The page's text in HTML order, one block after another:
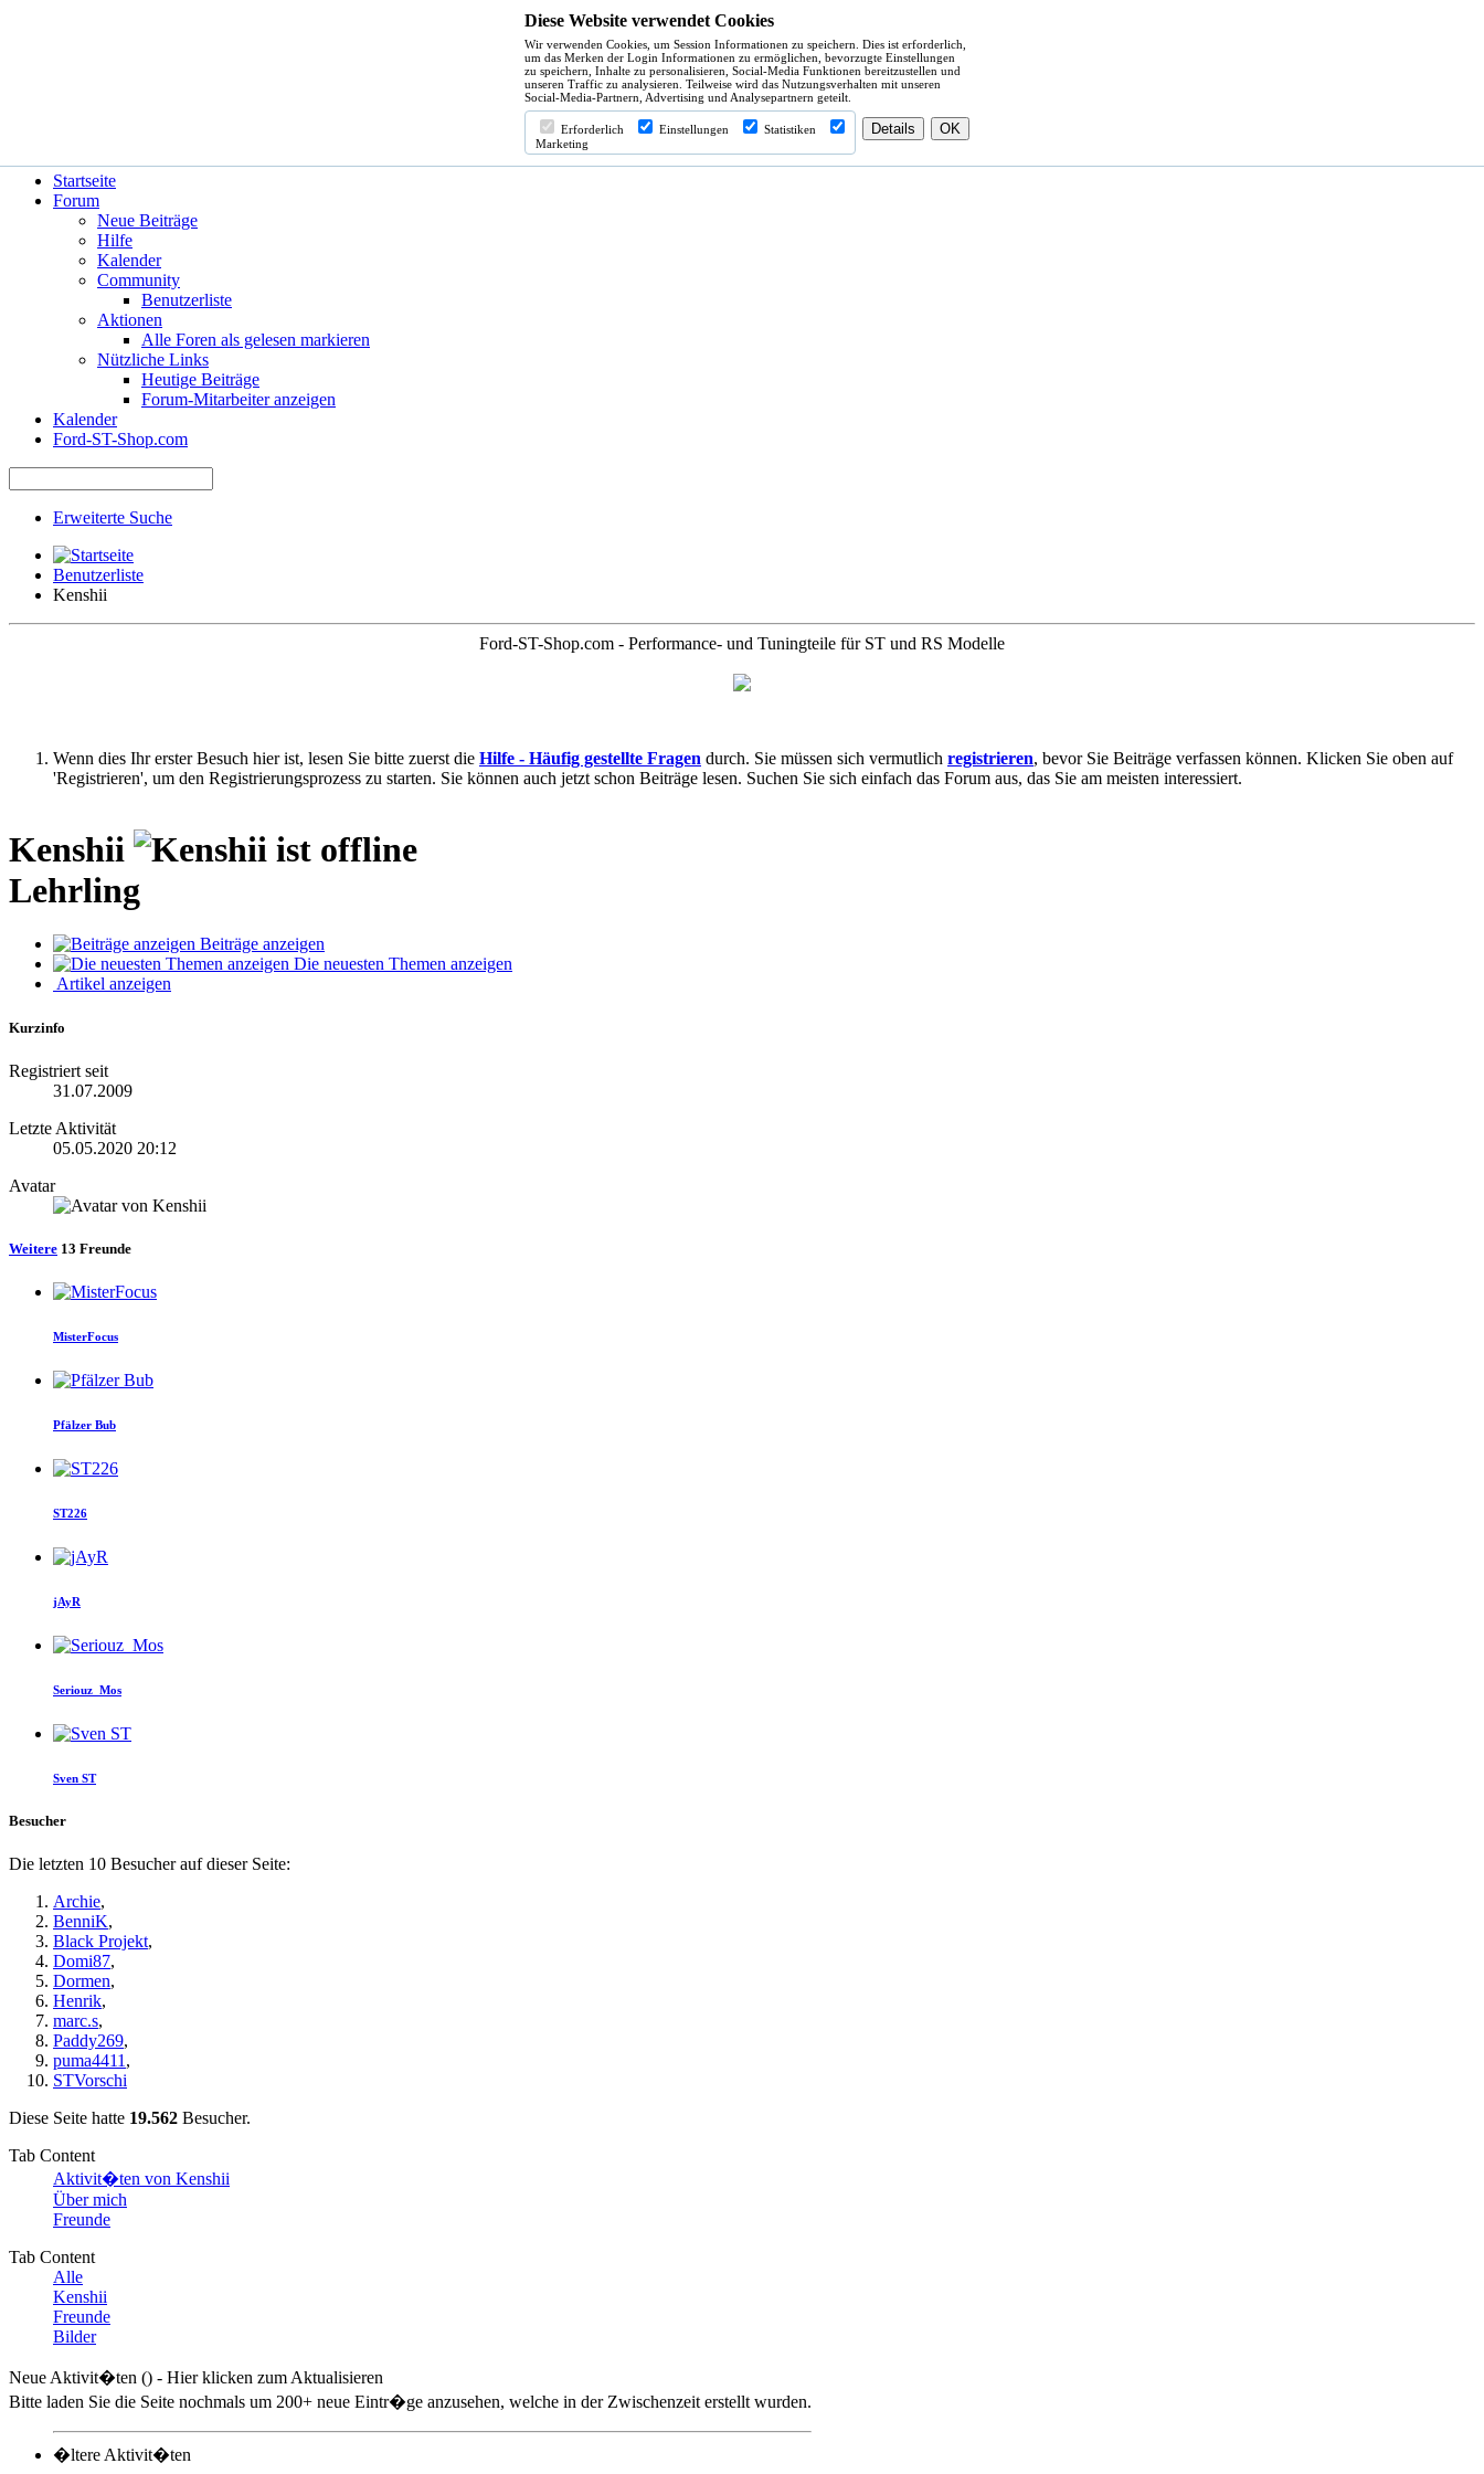
Startseite
Forum
Neue Beiträge
Hilfe
Kalender
Community
Benutzerliste
Aktionen
Alle Foren als gelesen markieren
Nützliche Links
Heutige Beiträge
Forum-Mitarbeiter anzeigen
Kalender
Ford-ST-Shop.com
Erweiterte Suche
Benutzerliste
Kenshii
Ford-ST-Shop.com - Performance- und Tuningteile für ST und RS Modelle
Wenn dies Ihr erster Besuch hier ist, lesen Sie bitte zuerst die Hilfe - Häufig gestellte Fragen durch. Sie müssen sich vermutlich registrieren, bevor Sie Beiträge verfassen können. Klicken Sie oben auf
'Registrieren', um den Registrierungsprozess zu starten. Sie können auch jetzt schon Beiträge lesen. Suchen Sie sich einfach das Forum aus, das Sie am meisten interessiert.
Kenshii
Lehrling
Beiträge anzeigen
Die neuesten Themen anzeigen
Artikel anzeigen
Kurzinfo
Registriert seit
31.07.2009
Letzte Aktivität
05.05.2020 20:12
Avatar
Weitere 13 Freunde
MisterFocus
Pfälzer Bub
ST226
jAyR
Seriouz_Mos
Sven ST
Besucher
Die letzten 10 Besucher auf dieser Seite:
Archie,
BenniK,
Black Projekt,
Domi87,
Dormen,
Henrik,
marc.s,
Paddy269,
puma4411 ,
STVorschi
Diese Seite hatte 19.562 Besucher.
Tab Content
Aktivit�ten von Kenshii
Über mich
Freunde
Tab Content
Alle
Kenshii
Freunde
Bilder
Neue Aktivit�ten () - Hier klicken zum Aktualisieren
Bitte laden Sie die Seite nochmals um 200+ neue Eintr�ge anzusehen, welche in der Zwischenzeit erstellt wurden.
�ltere Aktivit�ten
Diese Website verwendet Cookies
Wir verwenden Cookies, um Session Informationen zu speichern. Dies ist erforderlich,
um das Merken der Login Informationen zu ermöglichen, bevorzugte Einstellungen
zu speichern, Inhalte zu personalisieren, Social-Media Funktionen bereitzustellen und
unseren Traffic zu analysieren. Teilweise wird das Nutzungsverhalten mit unseren
Social-Media-Partnern, Advertising und Analysepartnern geteilt.
Erforderlich Einstellungen
Statistiken
Marketing